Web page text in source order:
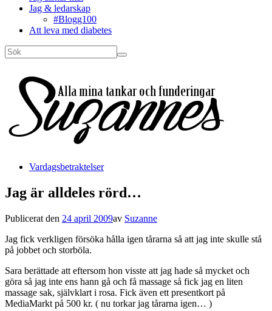
Jag & ledarskap
#Blogg100
Att leva med diabetes
Vardagsbetraktelser
Jag är alldeles rörd…
Publicerat den 24 april 2009av Suzanne
Jag fick verkligen försöka hålla igen tårarna så att jag inte skulle stå
på jobbet och storböla.
Sara berättade att eftersom hon visste att jag hade så mycket och
göra så jag inte ens hann gå och få massage så fick jag en liten
massage sak, självklart i rosa. Fick även ett presentkort på
MediaMarkt på 500 kr. ( nu torkar jag tårarna igen… )